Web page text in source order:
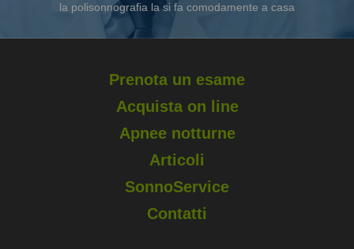
la polisonnografia la si fa comodamente a casa
Prenota un esame
Acquista on line
Apnee notturne
Articoli
SonnoService
Contatti